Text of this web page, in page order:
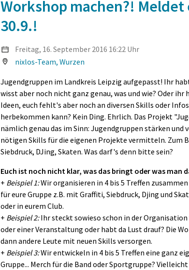
Workshop machen?! Meldet
30.9.!
Freitag, 16. September 2016 16:22 Uhr
nixlos-Team, Wurzen
Jugendgruppen im Landkreis Leipzig aufgepasst! Ihr
wisst aber noch nicht ganz genau, was und wie? Oder
Ideen, euch fehlt's aber noch an diversen Skills oder
herbekommen kann? Kein Ding. Ehrlich. Das Projekt
nämlich genau das im Sinn: Jugendgruppen stärken und
nötigen Skills für die eigenen Projekte vermitteln. Zum
Siebdruck, DJing, Skaten. Was darf's denn bitte sein?
Euch ist noch nicht klar, was das bringt oder was man
+ Beispiel 1:Wir organisieren in 4 bis 5 Treffen
für eure Gruppe z.B. mit Graffiti, Siebdruck, Djing und
oder in eurem Club.
+ Beispiel 2:Ihr steckt sowieso schon in der
oder einer Veranstaltung oder habt da Lust drauf? Die
dann andere Leute mit neuen Skills versorgen.
+ Beispiel 3:Wir entwickeln in 4 bis 5 Treffen eine ganz
Gruppe... Merch für die Band oder Sportgruppe?